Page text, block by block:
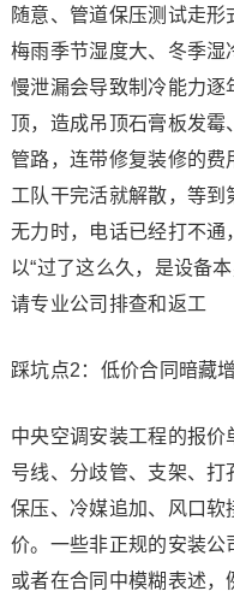
随意、管道保压测试走
梅雨季节湿度大、冬季
慢泄漏会导致制冷能力逐
顶，造成吊顶石膏板发
管路，连带修复装修的
工队干完活就解散，等
无力时，电话已经打不
以“过了这么久，是设备
请专业公司排查和返工
踩坑点2：低价合同暗藏
中央空调安装工程的报
号线、分歧管、支架、
保压、冷媒追加、风口
价。一些非正规的安装公
或者在合同中模糊表述，